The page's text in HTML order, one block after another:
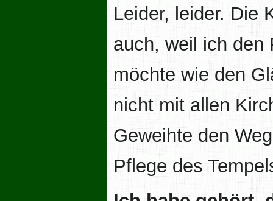
Leider, leider. Die
auch, weil ich den
möchte wie den
nicht mit allen
Geweihte den
Pflege des